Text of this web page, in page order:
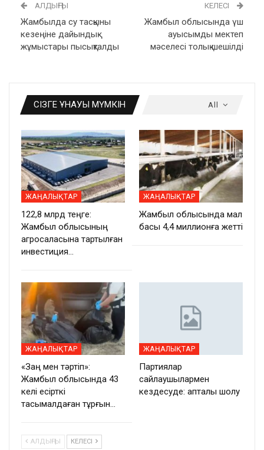
АЛДЫҢҒЫ
Жамбылда су тасқыны
кезеңіне дайындық
жұмыстары пысықталды
КЕЛЕСІ
Жамбыл облысында үш
ауысымды мектеп
мәселесі толық шешілді
All
СІЗГЕ ҰНАУЫ МҮМКІН
ЖАҢАЛЫҚТАР
122,8 млрд теңге:
Жамбыл облысының
агросаласына тартылған
инвестиция…
ЖАҢАЛЫҚТАР
Жамбыл облысында мал
басы 4,4 миллионға жетті
ЖАҢАЛЫҚТАР
«Заң мен тәртіп»:
Жамбыл облысында 43
келі есірткі
тасымалдаған тұрғын…
ЖАҢАЛЫҚТАР
Партиялар
сайлаушылармен
кездесуде: апталық шолу
АЛДЫҢҒЫ КЕЛЕСІ